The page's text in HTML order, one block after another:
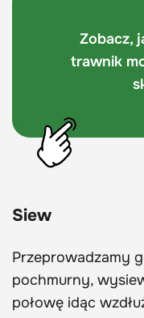
Zobacz,
trawnik
Siew
Przeprowadzamy
pochmurny,
połowę idąc